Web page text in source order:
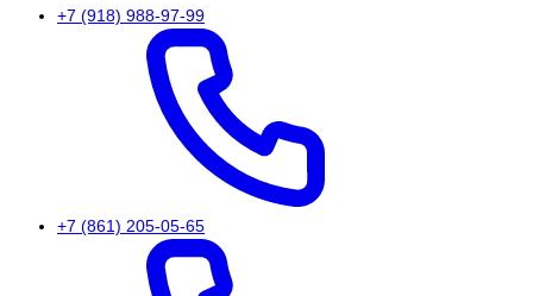
+7 (918) 988-97-99
+7 (861) 205-05-65